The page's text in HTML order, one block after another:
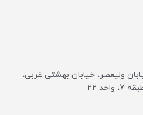
ولیعصر، خیابان بهشتی غربی،